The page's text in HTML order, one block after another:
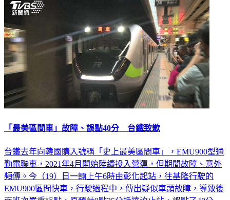
「最美區間車」故障、誤點40分 台鐵致歉
台鐵去年向韓國購入號稱「史上最美區間車」，EMU900型通
勤電聯車，2021年4月開始陸續投入營運，但期間故障、意外
頻傳。今（19）日一輛上午6時由彰化起站，往基隆行駛的
EMU900區間快車，行駛過程中，傳出疑似車頭故障，導致後